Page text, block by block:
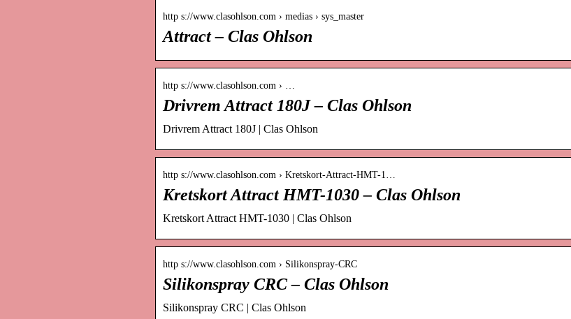
http s://www.clasohlson.com › medias › sys_master
Attract – Clas Ohlson
http s://www.clasohlson.com › …
Drivrem Attract 180J – Clas Ohlson
Drivrem Attract 180J | Clas Ohlson
http s://www.clasohlson.com › Kretskort-Attract-HMT-1…
Kretskort Attract HMT-1030 – Clas Ohlson
Kretskort Attract HMT-1030 | Clas Ohlson
http s://www.clasohlson.com › Silikonspray-CRC
Silikonspray CRC – Clas Ohlson
Silikonspray CRC | Clas Ohlson